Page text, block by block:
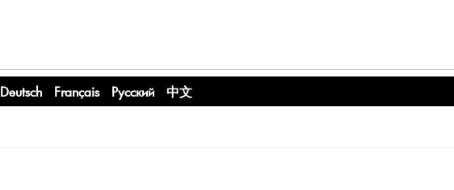
Deutsch Français Русский 中文